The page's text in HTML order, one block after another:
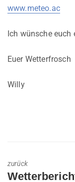
www.meteo.ac
Ich wünsche euch
Euer Wetterfrosch
Willy
zurück
Previous